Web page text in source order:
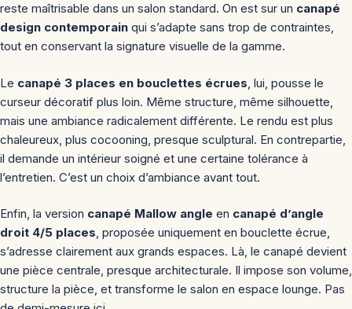
reste maîtrisable dans un salon standard. On est sur un canapé
design contemporain qui s’adapte sans trop de contraintes,
tout en conservant la signature visuelle de la gamme.
Le canapé 3 places en bouclettes écrues, lui, pousse le
curseur décoratif plus loin. Même structure, même silhouette,
mais une ambiance radicalement différente. Le rendu est plus
chaleureux, plus cocooning, presque sculptural. En contrepartie,
il demande un intérieur soigné et une certaine tolérance à
l’entretien. C’est un choix d’ambiance avant tout.
Enfin, la version canapé Mallow angle en canapé d’angle
droit 4/5 places, proposée uniquement en bouclette écrue,
s’adresse clairement aux grands espaces. Là, le canapé devient
une pièce centrale, presque architecturale. Il impose son volume,
structure la pièce, et transforme le salon en espace lounge. Pas